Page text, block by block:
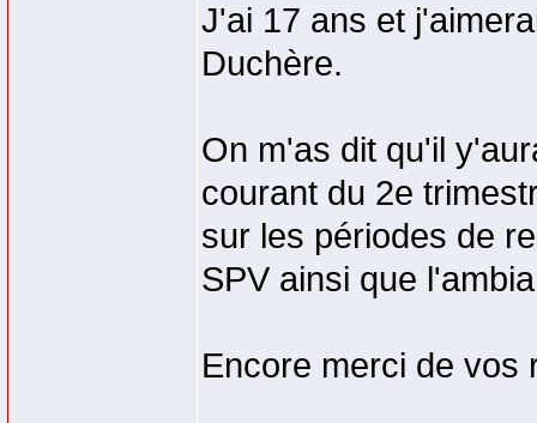
J'ai 17 ans et
Duchère.
On m'as dit qu'il
courant du 2e
sur les périodes de
SPV ainsi que
Encore merci de vos